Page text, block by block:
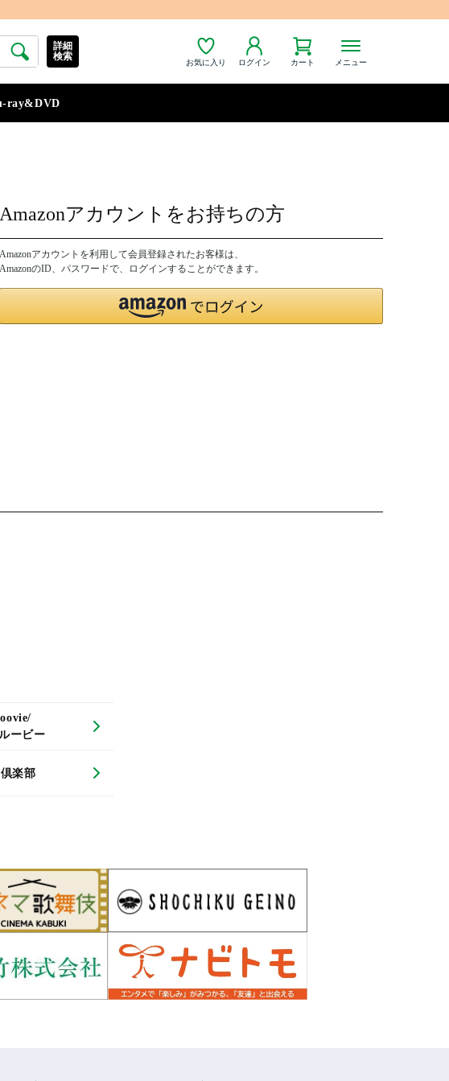
お気に入り ログイン カート メニュー
詳細
検索
ray&DVD
Amazonアカウントをお持ちの方
Amazonアカウントを利用して会員登録されたお客様は、
AmazonのID、パスワードで、ログインすることができます。
ービー
楽部